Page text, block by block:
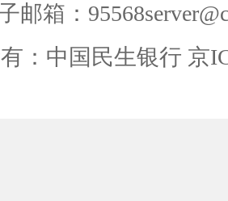
邮箱：
：中国民生银行 京